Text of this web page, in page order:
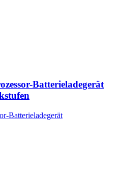
Batterieladegerät